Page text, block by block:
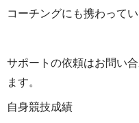
コーチングにも携わってい
サポートの依頼はお問い
ます。
自身競技成績